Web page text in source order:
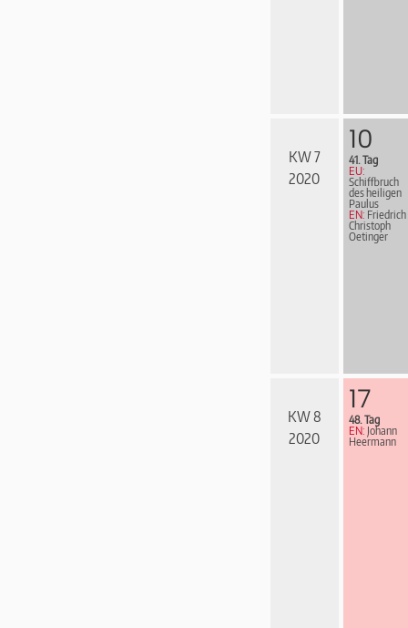
KW 7
2020
10
41. Tag
EU:
Schiffbruch
des heiligen
Paulus
EN: Friedrich
Christoph
Oetinger
KW 8
2020
17
48. Tag
EN: Johann
Heermann